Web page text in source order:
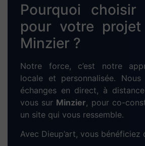
Pourquoi choisir
pour votre
Minzier ?
Notre force, c’est notre
locale et personnalisée.
échanges en direct, à
vous sur Minzier, pour co-
un site qui vous ressemble.
Avec Dieup’art, vous bénéficiez